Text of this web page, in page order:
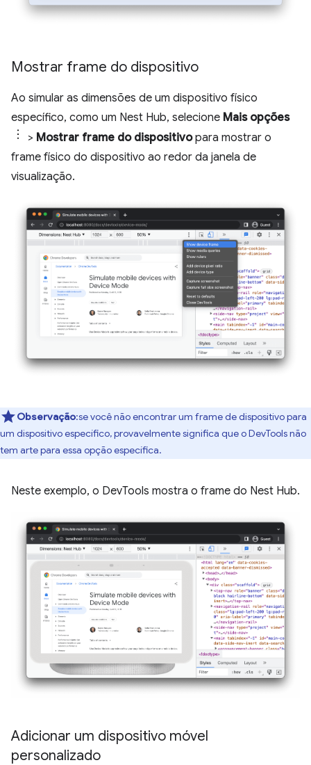
Mostrar frame do dispositivo
Ao simular as dimensões de um dispositivo físico
específico, como um Nest Hub, selecione Mais opções
> Mostrar frame do dispositivopara mostrar o
frame físico do dispositivo ao redor da janela de
visualização.
Observação:se você não encontrar um frame de dispositivo para
um dispositivo específico, provavelmente significa que o DevTools não
tem arte para essa opção específica.
Neste exemplo, o DevTools mostra o frame do Nest Hub.
Adicionar um dispositivo móvel
personalizado